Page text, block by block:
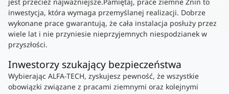
inwestycja, która wymaga przemyślanej realizacji. Dobrze
wykonane prace gwarantują, że cała instalacja posłuży przez
wiele lat i nie przyniesie nieprzyjemnych niespodzianek w
przyszłości.
Inwestorzy szukający bezpieczeństwa
Wybierając ALFA-TECH, zyskujesz pewność, że wszystkie
obowiązki związane z pracami ziemnymi oraz kolejnymi